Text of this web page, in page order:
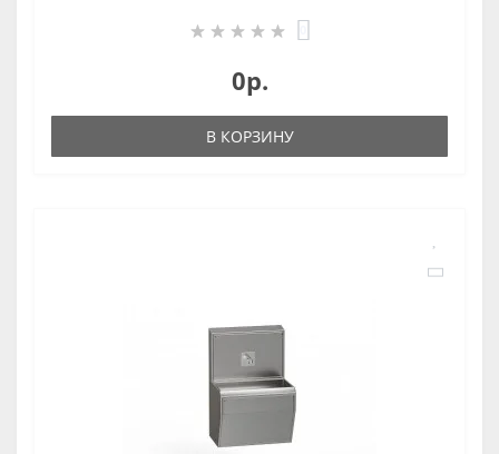
0р.
В КОРЗИНУ